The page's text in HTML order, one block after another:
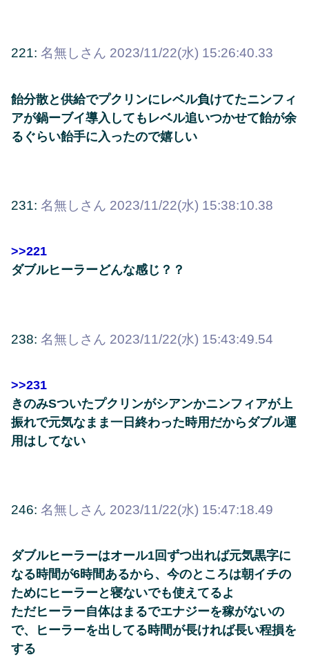
221: 名無しさん 2023/11/22(水) 15:26:40.33
飴分散と供給でプクリンにレベル負けてたニンフィ
アが鍋ーブイ導入してもレベル追いつかせて飴が余
るぐらい飴手に入ったので嬉しい
231: 名無しさん 2023/11/22(水) 15:38:10.38
>>221
ダブルヒーラーどんな感じ？？
238: 名無しさん 2023/11/22(水) 15:43:49.54
>>231
きのみSついたプクリンがシアンかニンフィアが上
振れで元気なまま一日終わった時用だからダブル運
用はしてない
246: 名無しさん 2023/11/22(水) 15:47:18.49
ダブルヒーラーはオール1回ずつ出れば元気黒字に
なる時間が6時間あるから、今のところは朝イチの
ためにヒーラーと寝ないでも使えてるよ
ただヒーラー自体はまるでエナジーを稼がないの
で、ヒーラーを出してる時間が長ければ長い程損を
する